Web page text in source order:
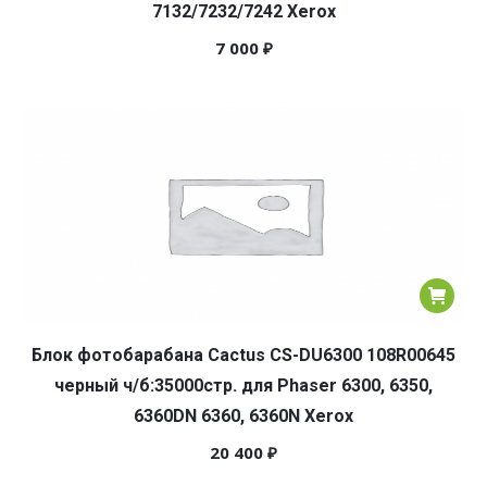
7132/7232/7242 Xerox
7 000 ₽
Блок фотобарабана Cactus CS-DU6300 108R00645
черный ч/б:35000стр. для Phaser 6300, 6350,
6360DN 6360, 6360N Xerox
20 400 ₽